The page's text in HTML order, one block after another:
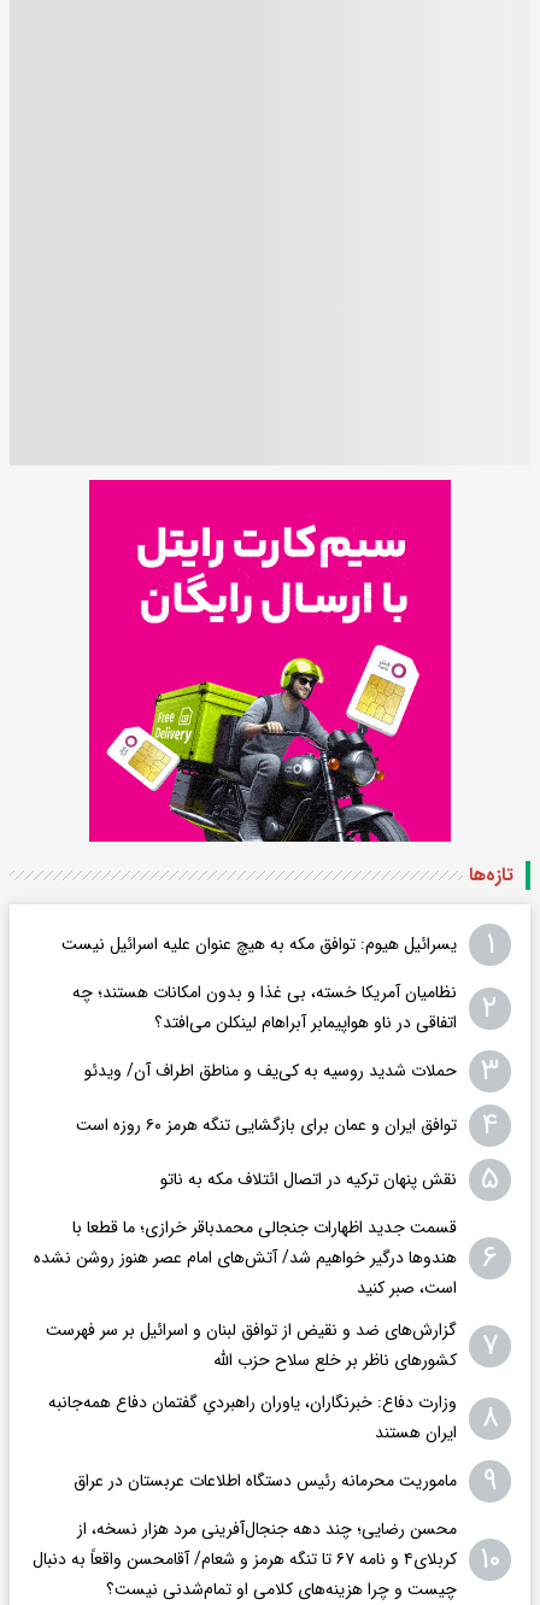
تازه‌ها
۱ یسرائیل هیوم: توافق مکه به هیچ عنوان علیه اسرائیل نیست
۲
نظامیان آمریکا خسته، بی غذا و بدون امکانات هستند؛ چه
اتفاقی در ناو هواپیمابر آبراهام لینکلن می‌افتد؟
۳ حملات شدید روسیه به کی‌یف و مناطق اطراف آن/ ویدئو
۴ توافق ایران و عمان برای بازگشایی تنگه هرمز ۶۰ روزه است
۵ نقش پنهان ترکیه در اتصال ائتلاف مکه به ناتو
۶
قسمت جدید اظهارات جنجالی محمدباقر خرازی؛ ما قطعا با
هندوها درگیر خواهیم شد/ آتش‌های امام عصر هنوز روشن نشده
است، صبر کنید
۷
گزارش‌های ضد و نقیض از توافق لبنان و اسرائیل بر سر فهرست
کشورهای ناظر بر خلع سلاح حزب الله
۸
وزارت دفاع: خبرنگاران، یاوران راهبردیِ گفتمان دفاع همه‌جانبه
ایران هستند
۹ ماموریت محرمانه رئیس دستگاه اطلاعات عربستان در عراق
۱۰
محسن رضایی؛ چند دهه جنجال‌آفرینی مرد هزار نسخه، از
کربلای۴ و نامه ۶۷ تا تنگه هرمز و شعام/ آقا‌محسن واقعاً به دنبال
چیست و چرا هزینه‌های کلامی او تمام‌شدنی نیست؟